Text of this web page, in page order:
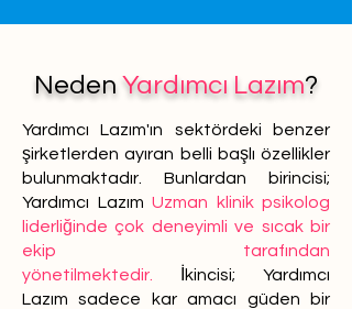
Neden Yardımcı Lazım?
Yardımcı Lazım'ın sektördeki benzer
şirketlerden ayıran belli başlı özellikler
bulunmaktadır. Bunlardan birincisi;
Yardımcı Lazım Uzman klinik psikolog
liderliğinde çok deneyimli ve sıcak bir
ekip tarafından
yönetilmektedir.
İkincisi; Yardımcı
Lazım sadece kar amacı güden bir